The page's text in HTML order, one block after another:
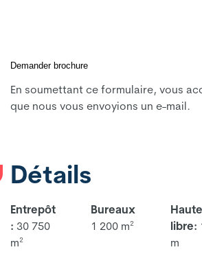
En soumettant ce formulaire, vous
que nous vous envoyions un e-mail.
Détails
Entrepôt
: 30 750
m²
Bureaux
1 200 m²
libre:
m